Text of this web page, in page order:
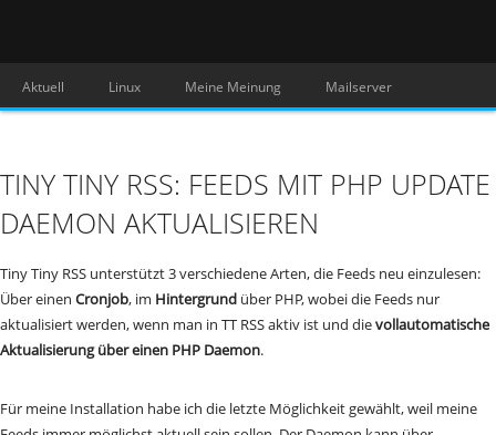
Aktuell Linux Meine Meinung Mailserver
TINY TINY RSS: FEEDS MIT PHP UPDATE
DAEMON AKTUALISIEREN
Tiny Tiny RSS unterstützt 3 verschiedene Arten, die Feeds neu einzulesen:
Über einen Cronjob, im Hintergrund über PHP, wobei die Feeds nur
aktualisiert werden, wenn man in TT RSS aktiv ist und dievollautomatische
Aktualisierung über einen PHP Daemon.
Für meine Installation habe ich die letzte Möglichkeit gewählt, weil meine